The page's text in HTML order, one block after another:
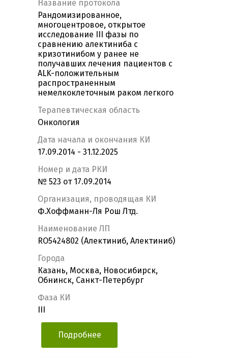
Название протокола
Рандомизированное,
многоцентровое, открытое
исследование III фазы по
сравнению алектиниба с
кризотинибом у ранее не
получавших лечения пациентов с
ALK-положительным
распространенным
немелкоклеточным раком легкого
Терапевтическая область
Онкология
Дата начала и окончания КИ
17.09.2014 - 31.12.2025
Номер и дата РКИ
№ 523 от 17.09.2014
Организация, проводящая КИ
Ф.Хоффманн-Ля Рош Лтд.
Наименование ЛП
RO5424802 (Алектиниб, Алектиниб)
Города
Казань, Москва, Новосибирск,
Обнинск, Санкт-Петербург
Фаза КИ
Подробнее